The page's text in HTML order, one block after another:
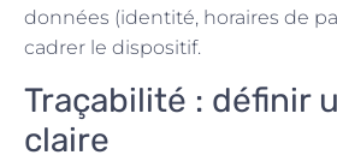
données (identité, horaires de
cadrer le dispositif.
Traçabilité : définir
claire